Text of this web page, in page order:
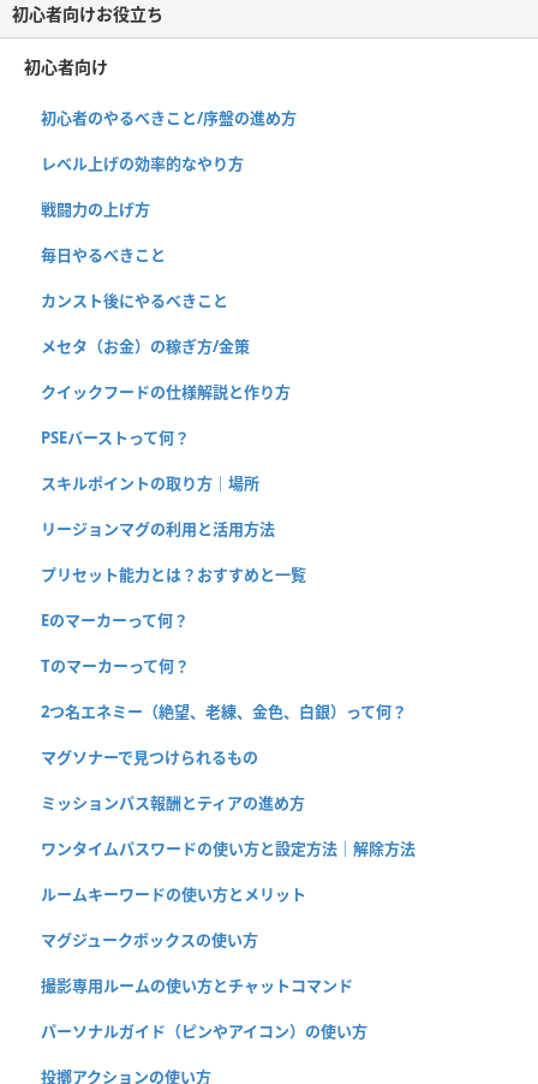
初心者向けお役立ち
初心者向け
初心者のやるべきこと/序盤の進め方
レベル上げの効率的なやり方
戦闘力の上げ方
毎日やるべきこと
カンスト後にやるべきこと
メセタ（お金）の稼ぎ方/金策
クイックフードの仕様解説と作り方
PSEバーストって何？
スキルポイントの取り方｜場所
リージョンマグの利用と活用方法
プリセット能力とは？おすすめと一覧
Eのマーカーって何？
Tのマーカーって何？
2つ名エネミー（絶望、老練、金色、白銀）って何？
マグソナーで見つけられるもの
ミッションパス報酬とティアの進め方
ワンタイムパスワードの使い方と設定方法｜解除方法
ルームキーワードの使い方とメリット
マグジュークボックスの使い方
撮影専用ルームの使い方とチャットコマンド
パーソナルガイド（ピンやアイコン）の使い方
投擲アクションの使い方